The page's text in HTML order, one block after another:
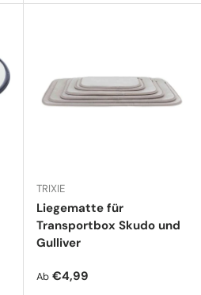
TRIXIE
Liegematte für
Transportbox Skudo und
Gulliver
Normaler Preis
Ab €4,99